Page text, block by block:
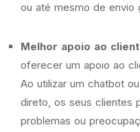
ou até mesmo de envio
Melhor apoio ao
oferecer um apoio ao
Ao utilizar um chatbot
direto, os seus clientes
problemas ou